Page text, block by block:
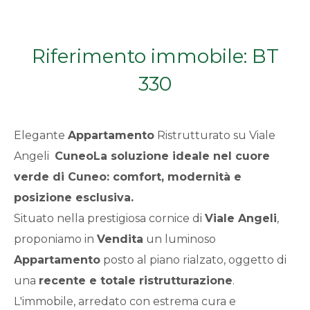
Riferimento immobile: BT
330
EleganteAppartamento Ristrutturato su Viale
Angeli  CuneoLa soluzione ideale nel cuore
verde di Cuneo: comfort, modernità e
posizione esclusiva.
Situato nella prestigiosa cornice diViale Angeli,
proponiamo inVendita un luminoso
Appartamento posto al piano rialzato, oggetto di
una recente e totale ristrutturazione.
L'immobile, arredato con estrema cura e
3
4
5
5+